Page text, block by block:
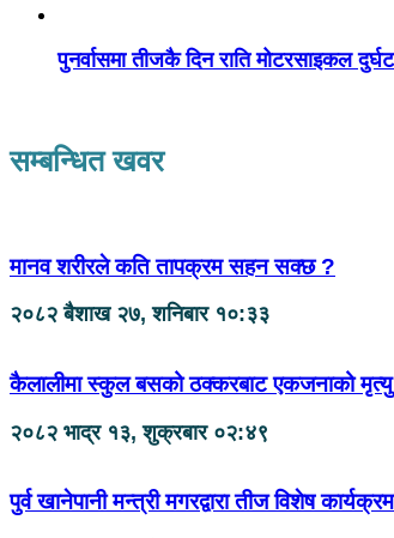
पुनर्वासमा तीजकै दिन राति मोटरसाइकल
सम्बन्धित खवर
मानव शरीरले कति तापक्रम सहन सक्छ ?
२०८२ बैशाख २७, शनिबार १०:३३
कैलालीमा स्कुल बसको ठक्करबाट एकजनाको मृत्यु
२०८२ भाद्र १३, शुक्रबार ०२:४९
पुर्व खानेपानी मन्त्री मगरद्वारा तीज विशेष